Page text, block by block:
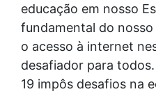
educação em nosso
fundamental do
o acesso à internet
desafiador para
19 impôs desafios na